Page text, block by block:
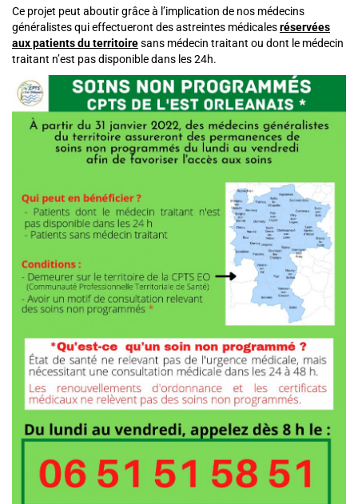
Ce projet peut aboutir grâce à l’implication de nos médecins
généralistes qui effectueront des astreintes médicalesréservées
aux patients du territoiresans médecin traitant ou dont le médecin
traitant n’est pas disponible dans les 24h.